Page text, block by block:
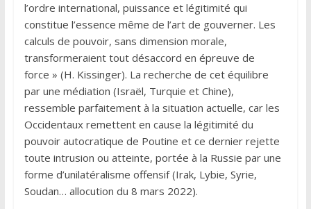
l’ordre international, puissance et légitimité qui
constitue l’essence même de l’art de gouverner. Les
calculs de pouvoir, sans dimension morale,
transformeraient tout désaccord en épreuve de
force » (H. Kissinger). La recherche de cet équilibre
par une médiation (Israël, Turquie et Chine),
ressemble parfaitement à la situation actuelle, car les
Occidentaux remettent en cause la légitimité du
pouvoir autocratique de Poutine et ce dernier rejette
toute intrusion ou atteinte, portée à la Russie par une
forme d’unilatéralisme offensif (Irak, Lybie, Syrie,
Soudan… allocution du 8 mars 2022).